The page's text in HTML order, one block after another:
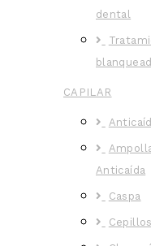
dental
CAPILAR
Anticaída
Caspa